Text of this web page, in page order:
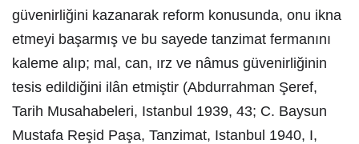
güvenirliğini kazanarak reform konusunda, onu ikna
etmeyi başarmış ve bu sayede tanzimat fermanını
kaleme alıp; mal, can, ırz ve nâmus güvenirliğinin
tesis edildiğini ilân etmiştir (Abdurrahman Şeref,
Tarih Musahabeleri, Istanbul 1939, 43; C. Baysun
Mustafa Reşid Paşa, Tanzimat, Istanbul 1940, I,